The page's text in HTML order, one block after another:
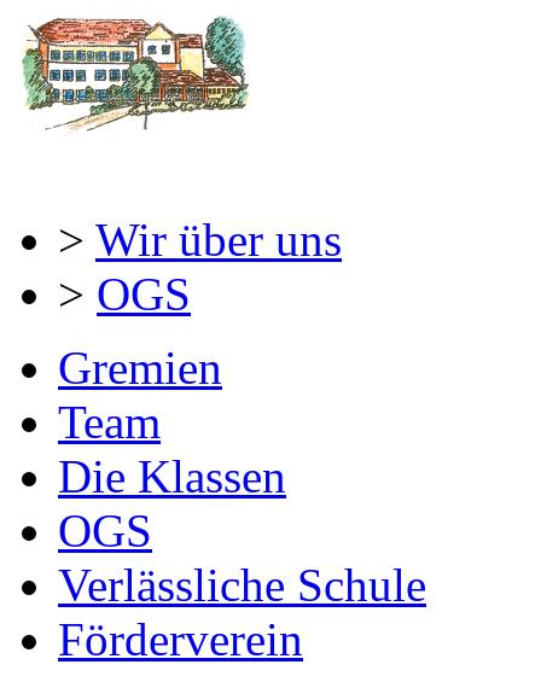
> Wir über uns
> OGS
Gremien
Team
Die Klassen
OGS
Verlässliche Schule
Förderverein